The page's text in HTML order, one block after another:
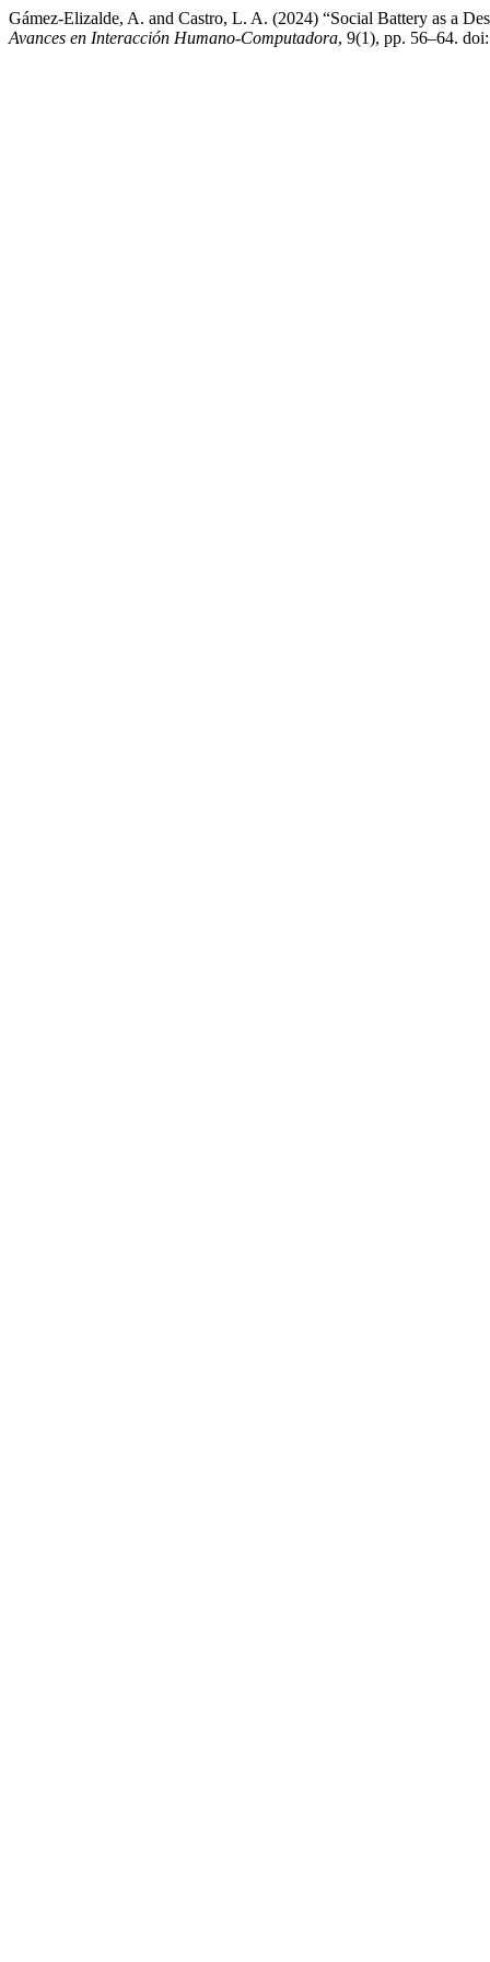
Gámez-Elizalde, A. and Castro, L. A. (2024) “Social Battery as a
Avances en Interacción Humano-Computadora, 9(1), pp. 56–64.